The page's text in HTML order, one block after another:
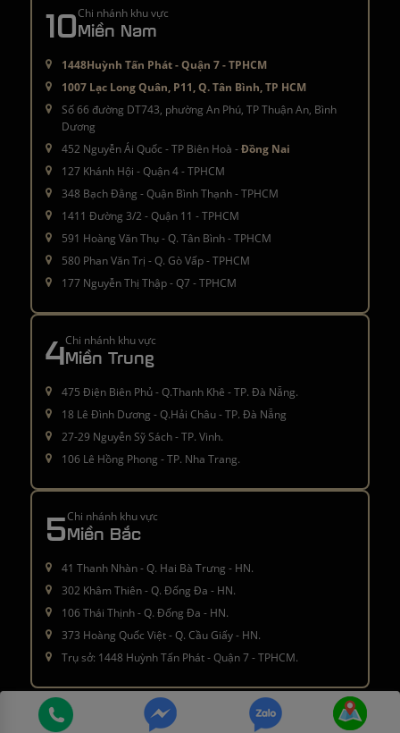
10Chi nhánh khu vực
Miền Nam
1448Huỳnh Tấn Phát - Quận 7 - TPHCM
1007 Lạc Long Quân, P11, Q. Tân Bình, TP HCM
Số 66 đường DT743, phường An Phú, TP Thuận An, Bình
Dương
452 Nguyễn Ái Quốc - TP Biên Hoà -Đồng Nai
127 Khánh Hội - Quận 4 - TPHCM
348 Bạch Đằng - Quận Bình Thạnh - TPHCM
1411 Đường 3/2 - Quận 11 - TPHCM
591 Hoàng Văn Thụ - Q. Tân Bình - TPHCM
580 Phan Văn Trị - Q. Gò Vấp - TPHCM
177 Nguyễn Thị Thập - Q7 - TPHCM
4Chi nhánh khu vực
Miền Trung
475 Điện Biên Phủ - Q.Thanh Khê - TP. Đà Nẵng.
18 Lê Đình Dương - Q.Hải Châu - TP. Đà Nẵng
27-29 Nguyễn Sỹ Sách - TP. Vinh.
106 Lê Hồng Phong - TP. Nha Trang.
5Chi nhánh khu vực
Miền Bắc
41 Thanh Nhàn - Q. Hai Bà Trưng - HN.
302 Khâm Thiên - Q. Đống Đa - HN.
106 Thái Thịnh - Q. Đống Đa - HN.
373 Hoàng Quốc Việt - Q. Cầu Giấy - HN.
Trụ sở: 1448 Huỳnh Tấn Phát - Quận 7 - TPHCM.